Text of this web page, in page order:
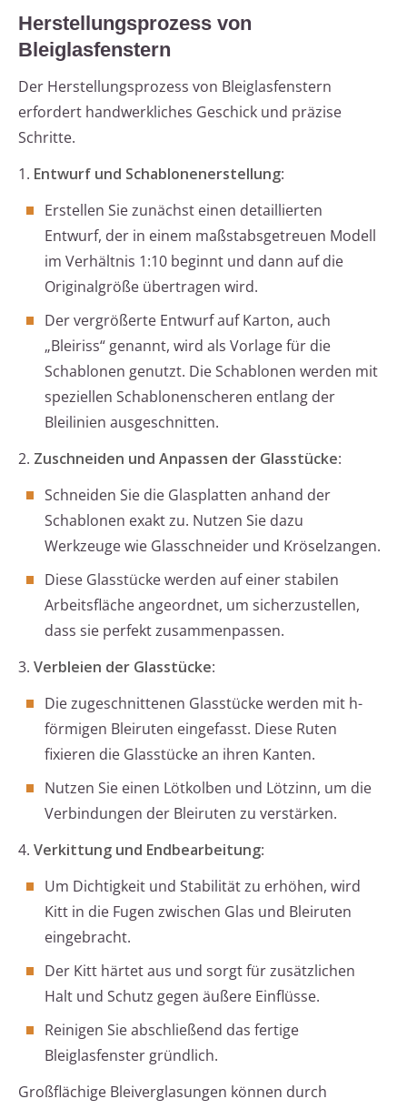
Herstellungsprozess von
Bleiglasfenstern
Der Herstellungsprozess von Bleiglasfenstern
erfordert handwerkliches Geschick und präzise
Schritte.
1. Entwurf und Schablonenerstellung:
Erstellen Sie zunächst einen detaillierten
Entwurf, der in einem maßstabsgetreuen Modell
im Verhältnis 1:10 beginnt und dann auf die
Originalgröße übertragen wird.
Der vergrößerte Entwurf auf Karton, auch
„Bleiriss“ genannt, wird als Vorlage für die
Schablonen genutzt. Die Schablonen werden mit
speziellen Schablonenscheren entlang der
Bleilinien ausgeschnitten.
2. Zuschneiden und Anpassen der Glasstücke:
Schneiden Sie die Glasplatten anhand der
Schablonen exakt zu. Nutzen Sie dazu
Werkzeuge wie Glasschneider und Kröselzangen.
Diese Glasstücke werden auf einer stabilen
Arbeitsfläche angeordnet, um sicherzustellen,
dass sie perfekt zusammenpassen.
3. Verbleien der Glasstücke:
Die zugeschnittenen Glasstücke werden mit h-
förmigen Bleiruten eingefasst. Diese Ruten
fixieren die Glasstücke an ihren Kanten.
Nutzen Sie einen Lötkolben und Lötzinn, um die
Verbindungen der Bleiruten zu verstärken.
4. Verkittung und Endbearbeitung:
Um Dichtigkeit und Stabilität zu erhöhen, wird
Kitt in die Fugen zwischen Glas und Bleiruten
eingebracht.
Der Kitt härtet aus und sorgt für zusätzlichen
Halt und Schutz gegen äußere Einflüsse.
Reinigen Sie abschließend das fertige
Bleiglasfenster gründlich.
Großflächige Bleiverglasungen können durch